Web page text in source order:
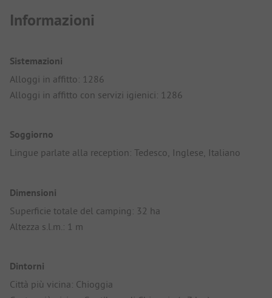
Informazioni
Sistemazioni
Alloggi in affitto: 1286
Alloggi in affitto con servizi igienici: 1286
Soggiorno
Lingue parlate alla reception: Tedesco, Inglese, Italiano
Dimensioni
Superficie totale del camping: 32 ha
Altezza s.l.m.: 1 m
Dintorni
Città più vicina: Chioggia